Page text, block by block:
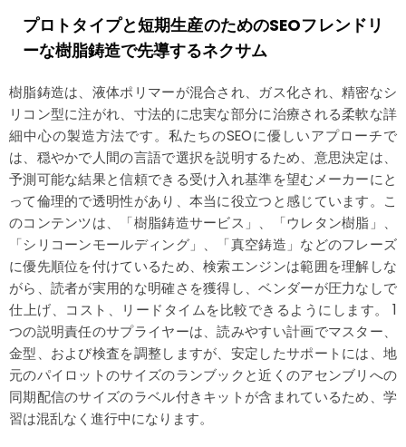
プロトタイプと短期生産のためのSEOフレンドリ
ーな樹脂鋳造で先導するネクサム
樹脂鋳造は、液体ポリマーが混合され、ガス化され、精密なシ
リコン型に注がれ、寸法的に忠実な部分に治療される柔軟な詳
細中心の製造方法です。私たちのSEOに優しいアプローチで
は、穏やかで人間の言語で選択を説明するため、意思決定は、
予測可能な結果と信頼できる受け入れ基準を望むメーカーにと
って倫理的で透明性があり、本当に役立つと感じています。こ
のコンテンツは、「樹脂鋳造サービス」、「ウレタン樹脂」、
「シリコーンモールディング」、「真空鋳造」などのフレーズ
に優先順位を付けているため、検索エンジンは範囲を理解しな
がら、読者が実用的な明確さを獲得し、ベンダーが圧力なしで
仕上げ、コスト、リードタイムを比較できるようにします。 1
つの説明責任のサプライヤーは、読みやすい計画でマスター、
金型、および検査を調整しますが、安定したサポートには、地
元のパイロットのサイズのランブックと近くのアセンブリへの
同期配信のサイズのラベル付きキットが含まれているため、学
習は混乱なく進行中になります。